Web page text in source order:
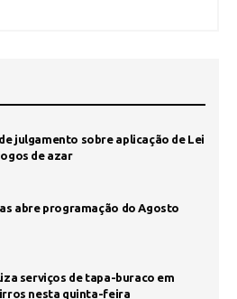
julgamento sobre aplicação de Lei
de azar
abre programação do Agosto
serviços de tapa-buraco em
nesta quinta-feira